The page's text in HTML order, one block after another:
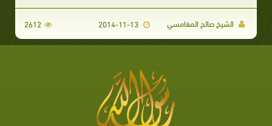
الشيخ صالح المغامسي 2014-11-13
2612